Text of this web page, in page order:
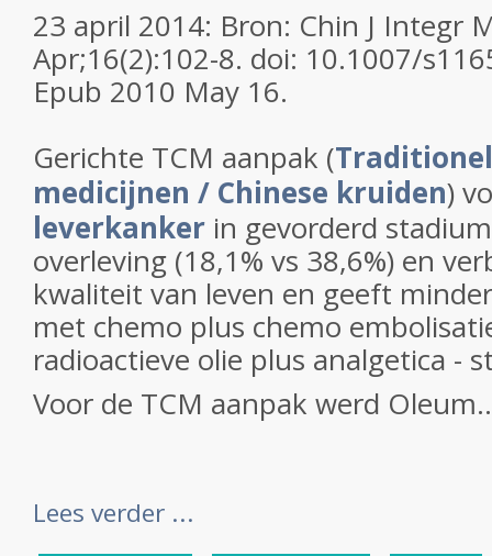
23 april 2014: Bron: Chin J Integr
Apr;16(2):102-8. doi: 10.1007/
Epub 2010 May 16.
Gerichte TCM aanpak (
medicijnen / Chinese kruiden)
leverkanker in gevorderd
overleving (18,1% vs 38,6%) en
kwaliteit van leven en geeft
met chemo plus chemo
radioactieve olie plus analgetica -
Voor de TCM aanpak werd
Lees verder ...